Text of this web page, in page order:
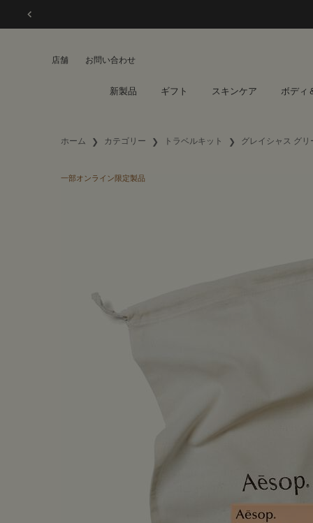
店舗 お問い合わせ
新製品 ギフト スキンケア ボディ
ホーム カテゴリー トラベルキット グレイシャス グ
一部オンライン限定製品